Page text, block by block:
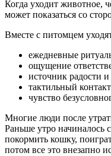
Когда уходит животное,
может показаться со
Вместе с питомцем
ежедневные
ощущение
источник радости
тактильный
чувство
Многие люди после
Раньше утро начиналось
покормить кошку,
потом все это внезапно